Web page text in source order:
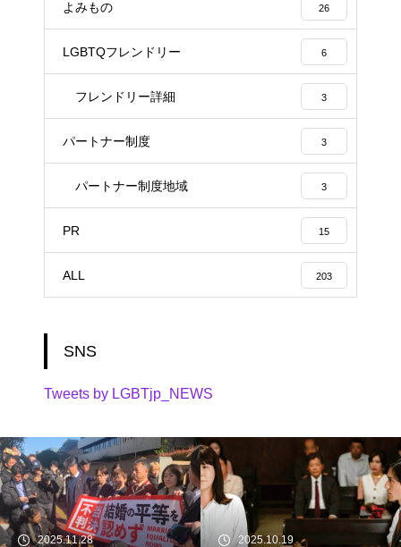
よみもの 26
LGBTQフレンドリー 6
フレンドリー詳細 3
パートナー制度 3
パートナー制度地域 3
PR 15
ALL 203
SNS
Tweets by LGBTjp_NEWS
2025.11.28
2025.10.19